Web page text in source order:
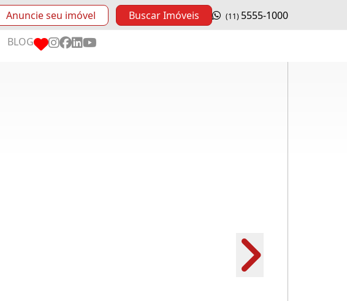
Anuncie seu imóvel Buscar Imóveis (11) 5555-1000
BLOG